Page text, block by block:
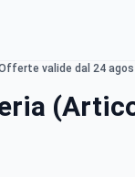
valide dal 24